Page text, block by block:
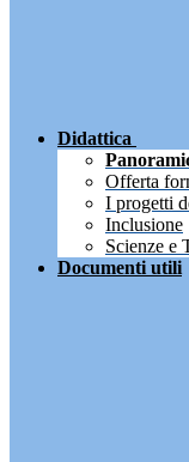
Didattica
Offerta
I progetti
Inclusione
Scienze e
Documenti utili